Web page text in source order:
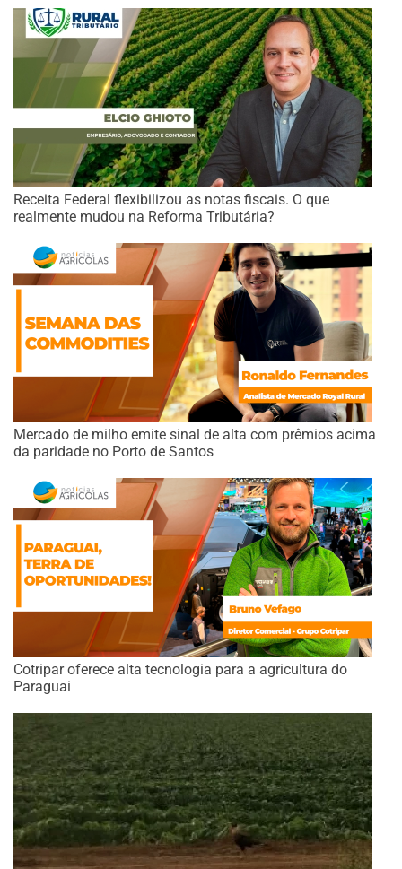
Receita Federal flexibilizou as notas fiscais. O que
realmente mudou na Reforma Tributária?
Mercado de milho emite sinal de alta com prêmios acima
da paridade no Porto de Santos
Cotripar oferece alta tecnologia para a agricultura do
Paraguai